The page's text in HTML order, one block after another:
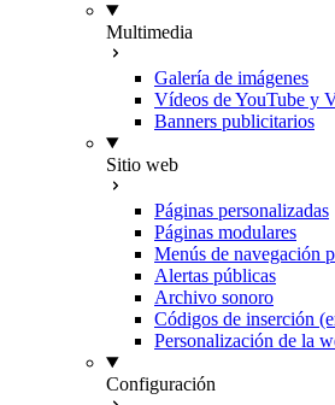
Multimedia
Galería de imágenes
Vídeos de YouTube y
Banners publicitarios
Sitio web
Páginas personalizadas
Páginas modulares
Menús de navegación
Alertas públicas
Archivo sonoro
Códigos de inserción
Personalización de la
Configuración